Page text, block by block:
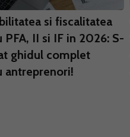
si fiscalitatea
PFA, II si IF in 2026: S-
ghidul complet
antreprenori!